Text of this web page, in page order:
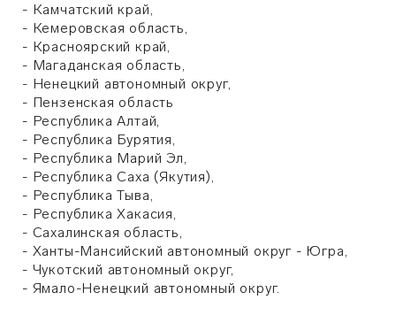
- Камчатский край,
- Кемеровская область,
- Красноярский край,
- Магаданская область,
- Ненецкий автономный округ,
- Пензенская область
- Республика Алтай,
- Республика Бурятия,
- Республика Марий Эл,
- Республика Саха (Якутия),
- Республика Тыва,
- Республика Хакасия,
- Сахалинская область,
- Ханты-Мансийский автономный округ - Югра,
- Чукотский автономный округ,
- Ямало-Ненецкий автономный округ.